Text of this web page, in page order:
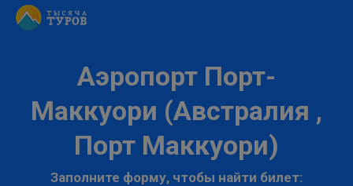
Аэропорт Порт-
Маккуори (Австралия ,
Порт Маккуори)
Заполните форму, чтобы найти билет: